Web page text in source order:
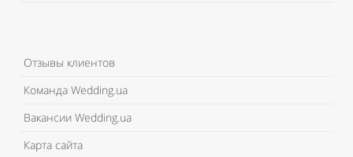
Отзывы клиентов
Команда Wedding.ua
Вакансии Wedding.ua
Карта сайта